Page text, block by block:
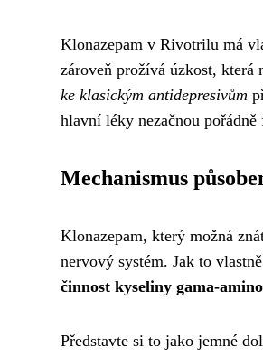
Klonazepam v Rivotrilu má
zároveň prožívá úzkost, která
ke klasickým antidepresivům
hlavní léky nezačnou pořádně
Mechanismus
Klonazepam, který možná
nervový systém. Jak to
činnost kyseliny gama-
Představte si to jako jemné